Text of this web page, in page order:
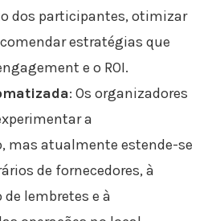
dos participantes, otimizar
estratégias que
e o ROI.
: Os organizadores
a
mas atualmente estende-se
de fornecedores, à
lembretes e à